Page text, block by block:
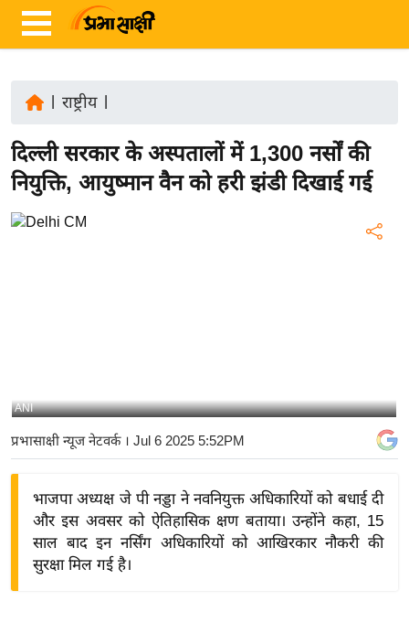
ज़ा
ख
र
ष्ट्री
बि
राष्ट्रीय|
दिल्ली सरकार के अस्पतालों में 1,300 नर्सों की
नियुक्ति, आयुष्मान वैन को हरी झंडी दिखाई गई
ANI
प्रभासाक्षी न्यूज नेटवर्क। Jul 6 2025 5:52PM
भाजपा अध्यक्ष जे पी नड्डा ने नवनियुक्त अधिकारियों को बधाई दी
और इस अवसर को ऐतिहासिक क्षण बताया। उन्होंने कहा, 15
साल बाद इन नर्सिंग अधिकारियों को आखिरकार नौकरी की
सुरक्षा मिल गई है।